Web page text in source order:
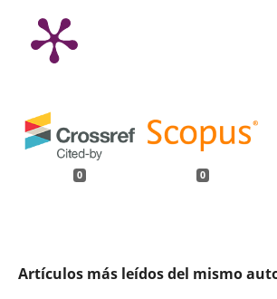
0 0
Artículos más leídos del mismo